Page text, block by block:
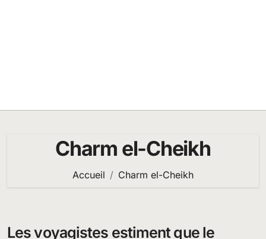
Charm el-Cheikh
Accueil Charm el-Cheikh
Les voyagistes estiment que le